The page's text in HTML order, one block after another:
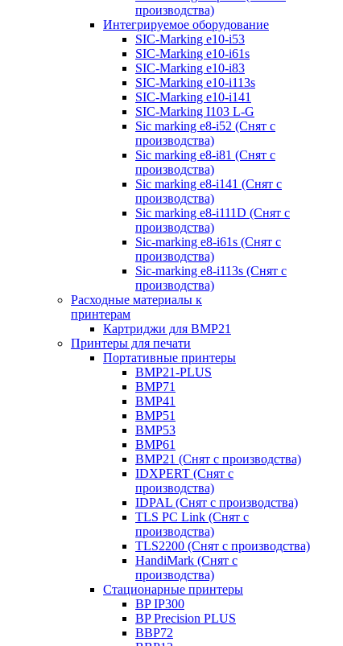
производства)
Интегрируемое оборудование
SIC-Marking e10-i53
SIC-Marking e10-i61s
SIC-Marking e10-i83
SIC-Marking e10-i113s
SIC-Marking e10-i141
SIC-Marking I103 L-G
Sic marking e8-i52 (Снят с
производства)
Sic marking e8-i81 (Снят с
производства)
Sic marking e8-i141 (Снят с
производства)
Sic marking e8-i111D (Снят с
производства)
Sic-marking e8-i61s (Снят с
производства)
Sic-marking e8-i113s (Снят с
производства)
Расходные материалы к
принтерам
Картриджи для BMP21
Принтеры для печати
Портативные принтеры
BMP21-PLUS
BMP71
BMP41
BMP51
BMP53
BMP61
BMP21 (Снят с производства)
IDXPERT (Снят с
производства)
IDPAL (Снят с производства)
TLS PC Link (Снят с
производства)
TLS2200 (Снят с производства)
HandiMark (Снят с
производства)
Стационарные принтеры
BP IP300
BP Precision PLUS
BBP72